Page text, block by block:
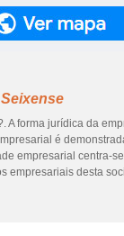
A forma jurídica da
é
empresarial centra-
empresariais desta